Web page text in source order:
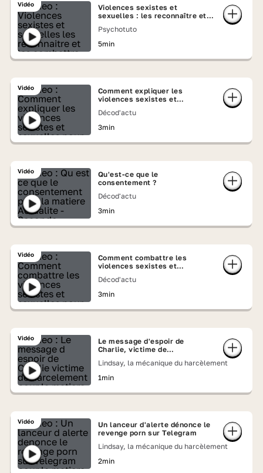
Vidéo
Violences sexistes et
sexuelles : les reconnaître et
Psychotuto
5min
Vidéo
Comment expliquer les
violences sexistes et
Décod'actu
3min
Vidéo
Qu'est-ce que le
consentement ?
Décod'actu
3min
Vidéo
Comment combattre les
violences sexistes et
Décod'actu
3min
Vidéo
Le message d'espoir de
Charlie, victime de
Lindsay, la mécanique du harcèlement
1min
Vidéo
Un lanceur d'alerte dénonce le
revenge porn sur Telegram
Lindsay, la mécanique du harcèlement
2min